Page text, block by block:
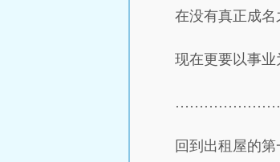
在没有真正成名
现在更要以事业
回到出租屋的